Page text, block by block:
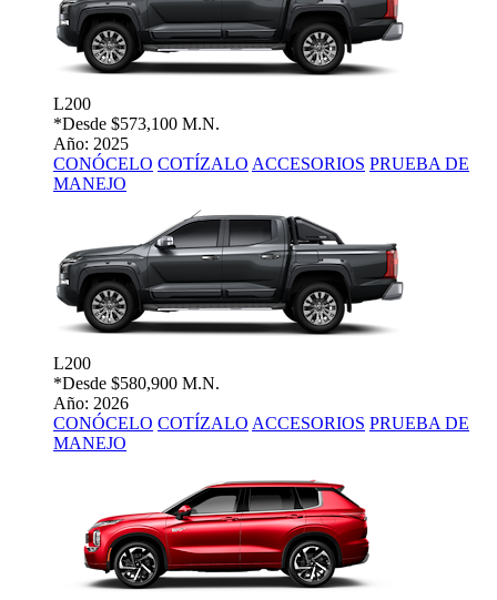
L200
*Desde $573,100 M.N.
Año: 2025
CONÓCELO COTÍZALO ACCESORIOS PRUEBA DE
MANEJO
L200
*Desde $580,900 M.N.
Año: 2026
CONÓCELO COTÍZALO ACCESORIOS PRUEBA DE
MANEJO